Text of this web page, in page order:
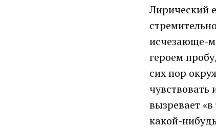
Лирический
исчезающе-
героем
сих пор
вызревает
какой-